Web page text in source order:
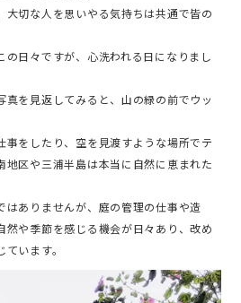
大切な人を思いやる気持ちは共通で皆の
の日々ですが、心洗われる日になりまし
真を見返してみると、山の緑の前でウッ
事をしたり、空を見渡すような場所でテ
地区や三浦半島は本当に自然に恵まれた
はありませんが、庭の管理の仕事や造
然や季節を感じる機会が日々あり、改め
います。